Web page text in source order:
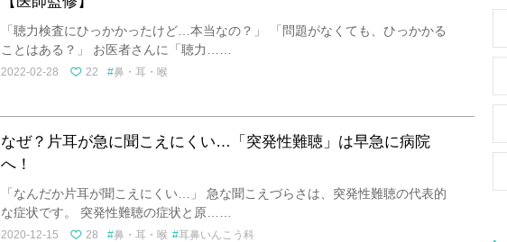
「聴力検査にひっかかったけど…本当なの？」 「問題がなくても、ひっかかる
ことはある？」 お医者さんに「聴力……
2022-02-28 22 鼻・耳・喉
なぜ？片耳が急に聞こえにくい…「突発性難聴」は早急に病院
へ！
「なんだか片耳が聞こえにくい…」 急な聞こえづらさは、突発性難聴の代表的
な症状です。 突発性難聴の症状と原……
2020-12-15 28 鼻・耳・喉 耳鼻いんこう科